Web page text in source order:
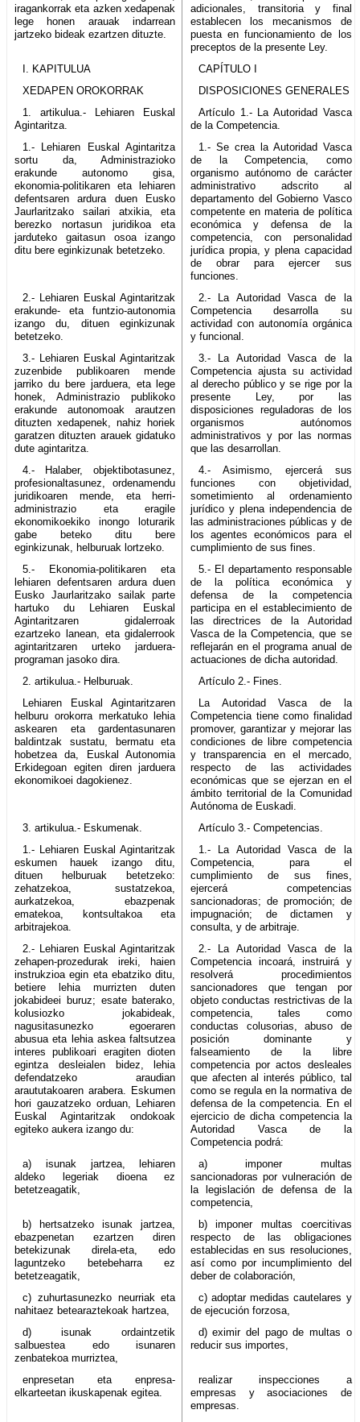
iragankorrak eta azken xedapenak
lege honen arauak indarrean
jartzeko bideak ezartzen dituzte.
adicionales, transitoria y final
establecen los mecanismos de
puesta en funcionamiento de los
preceptos de la presente Ley.
I. KAPITULUA
CAPÍTULO I
XEDAPEN OROKORRAK
DISPOSICIONES GENERALES
1. artikulua.- Lehiaren Euskal
Agintaritza.
Artículo 1.- La Autoridad Vasca
de la Competencia.
1.- Lehiaren Euskal Agintaritza
sortu da, Administrazioko
erakunde autonomo gisa,
ekonomia-politikaren eta lehiaren
defentsaren ardura duen Eusko
Jaurlaritzako sailari atxikia, eta
berezko nortasun juridikoa eta
jarduteko gaitasun osoa izango
ditu bere eginkizunak betetzeko.
1.- Se crea la Autoridad Vasca
de la Competencia, como
organismo autónomo de carácter
administrativo adscrito al
departamento del Gobierno Vasco
competente en materia de política
económica y defensa de la
competencia, con personalidad
jurídica propia, y plena capacidad
de obrar para ejercer sus
funciones.
2.- Lehiaren Euskal Agintaritzak
erakunde- eta funtzio-autonomia
izango du, dituen eginkizunak
betetzeko.
2.- La Autoridad Vasca de la
Competencia desarrolla su
actividad con autonomía orgánica
y funcional.
3.- Lehiaren Euskal Agintaritzak
zuzenbide publikoaren mende
jarriko du bere jarduera, eta lege
honek, Administrazio publikoko
erakunde autonomoak arautzen
dituzten xedapenek, nahiz horiek
garatzen dituzten arauek gidatuko
dute agintaritza.
3.- La Autoridad Vasca de la
Competencia ajusta su actividad
al derecho público y se rige por la
presente Ley, por las
disposiciones reguladoras de los
organismos autónomos
administrativos y por las normas
que las desarrollan.
4.- Halaber, objektibotasunez,
profesionaltasunez, ordenamendu
juridikoaren mende, eta herri-
administrazio eta eragile
ekonomikoekiko inongo loturarik
gabe beteko ditu bere
eginkizunak, helburuak lortzeko.
4.- Asimismo, ejercerá sus
funciones con objetividad,
sometimiento al ordenamiento
jurídico y plena independencia de
las administraciones públicas y de
los agentes económicos para el
cumplimiento de sus fines.
5.- Ekonomia-politikaren eta
lehiaren defentsaren ardura duen
Eusko Jaurlaritzako sailak parte
hartuko du Lehiaren Euskal
Agintaritzaren gidalerroak
ezartzeko lanean, eta gidalerrook
agintaritzaren urteko jarduera-
programan jasoko dira.
5.- El departamento responsable
de la política económica y
defensa de la competencia
participa en el establecimiento de
las directrices de la Autoridad
Vasca de la Competencia, que se
reflejarán en el programa anual de
actuaciones de dicha autoridad.
2. artikulua.- Helburuak.
Artículo 2.- Fines.
Lehiaren Euskal Agintaritzaren
helburu orokorra merkatuko lehia
askearen eta gardentasunaren
baldintzak sustatu, bermatu eta
hobetzea da, Euskal Autonomia
Erkidegoan egiten diren jarduera
ekonomikoei dagokienez.
La Autoridad Vasca de la
Competencia tiene como finalidad
promover, garantizar y mejorar las
condiciones de libre competencia
y transparencia en el mercado,
respecto de las actividades
económicas que se ejerzan en el
ámbito territorial de la Comunidad
Autónoma de Euskadi.
3. artikulua.- Eskumenak.
Artículo 3.- Competencias.
1.- Lehiaren Euskal Agintaritzak
eskumen hauek izango ditu,
dituen helburuak betetzeko:
zehatzekoa, sustatzekoa,
aurkatzekoa, ebazpenak
ematekoa, kontsultakoa eta
arbitrajekoa.
1.- La Autoridad Vasca de la
Competencia, para el
cumplimiento de sus fines,
ejercerá competencias
sancionadoras; de promoción; de
impugnación; de dictamen y
consulta, y de arbitraje.
2.- Lehiaren Euskal Agintaritzak
zehapen-prozedurak ireki, haien
instrukzioa egin eta ebatziko ditu,
betiere lehia murrizten duten
jokabideei buruz; esate baterako,
kolusiozko jokabideak,
nagusitasunezko egoeraren
abusua eta lehia askea faltsutzea
interes publikoari eragiten dioten
egintza desleialen bidez, lehia
defendatzeko araudian
araututakoaren arabera. Eskumen
hori gauzatzeko orduan, Lehiaren
Euskal Agintaritzak ondokoak
egiteko aukera izango du:
2.- La Autoridad Vasca de la
Competencia incoará, instruirá y
resolverá procedimientos
sancionadores que tengan por
objeto conductas restrictivas de la
competencia, tales como
conductas colusorias, abuso de
posición dominante y
falseamiento de la libre
competencia por actos desleales
que afecten al interés público, tal
como se regula en la normativa de
defensa de la competencia. En el
ejercicio de dicha competencia la
Autoridad Vasca de la
Competencia podrá:
a) isunak jartzea, lehiaren
aldeko legeriak dioena ez
betetzeagatik,
a) imponer multas
sancionadoras por vulneración de
la legislación de defensa de la
competencia,
b) hertsatzeko isunak jartzea,
ebazpenetan ezartzen diren
betekizunak direla-eta, edo
laguntzeko betebeharra ez
betetzeagatik,
b) imponer multas coercitivas
respecto de las obligaciones
establecidas en sus resoluciones,
así como por incumplimiento del
deber de colaboración,
c) zuhurtasunezko neurriak eta
nahitaez betearaztekoak hartzea,
c) adoptar medidas cautelares y
de ejecución forzosa,
d) isunak ordaintzetik
salbuestea edo isunaren
zenbatekoa murriztea,
d) eximir del pago de multas o
reducir sus importes,
enpresetan eta enpresa-
elkarteetan ikuskapenak egitea.
realizar inspecciones a
empresas y asociaciones de
empresas.